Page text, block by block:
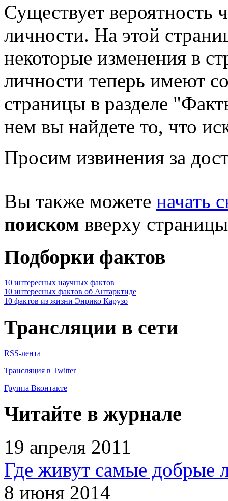
Существует вероятность
личности. На этой
некоторые изменения в
личности теперь имеют
страницы в разделе
нем вы найдете то, что
Просим извинения за
Вы также можете начать
поиском вверху
Подборки фактов
10 интересных научных фактов
10 интересных фактов об Антарктиде
10 фактов из жизни Энрико Карузо
Трансляции в сети
RSS-лента
Трансляция в Twitter
Группа Вконтакте
Читайте в журнале
19 апреля 2011
Где живут самые добрые
8 июня 2014